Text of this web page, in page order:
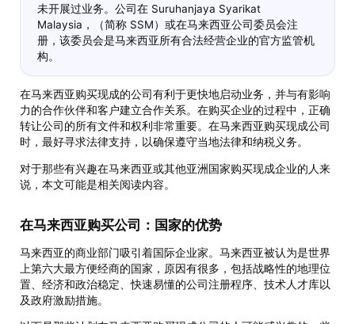
未开展过业务。公司在 Suruhanjaya Syarikat
Malaysia，（简称 SSM）或在马来西亚公司委员会注
册，该委员会是马来西亚所有合法经营企业的官方监管机
构。
在马来西亚购买现成的公司有利于更快地启动业务，并与有影响
力的合作伙伴和客户建立合作关系。在购买企业的过程中，正确
转让公司的所有文件和权利非常重要。在马来西亚购买现成公司
时，最好寻求法律支持，以确保遵守当地法律和纳税义务。
对于那些有兴趣在马来西亚或其他亚洲国家购买现成企业的人来
说，本文可能是相关阅读内容。
在马来西亚购买公司：国家的优势
马来西亚的商业部门吸引着国际企业家。马来西亚被认为是世界
上第六大最方便经商的国家，原因有很多，包括战略性的地理位
置、经济和政治稳定、快速易懂的公司注册程序、技术人才库以
及政府激励措施。